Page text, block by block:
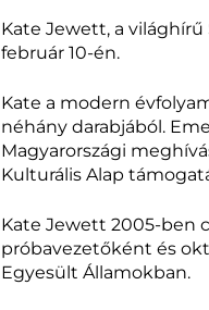
Kate Jewett, a
február 10-én.
Kate a modern
néhány darabjából.
Magyarországi
Kulturális Alap
Kate Jewett 2005-ben
próbavezetőként és
Egyesült Államokban.